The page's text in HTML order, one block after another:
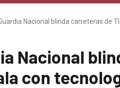
Nacional blinda carreteras de
Nacional
con